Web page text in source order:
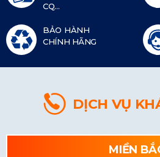
CQ...
BẢO HÀNH
CHÍNH HÃNG
DỊCH VỤ
MIỀN